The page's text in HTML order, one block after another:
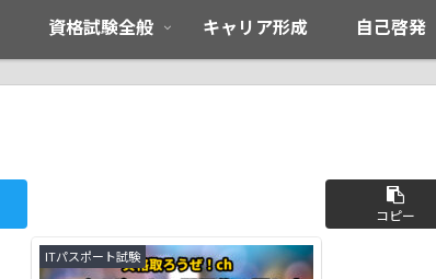
資格試験全般 キャリア形成 自己啓発
コピー
ITパスポート試験